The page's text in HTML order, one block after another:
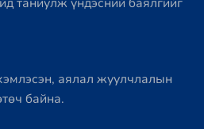
аялал жуулчлалын
байна.